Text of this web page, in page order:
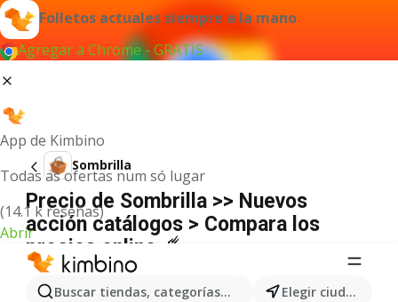
Folletos actuales siempre a la mano
Agregar a Chrome - GRATIS
App de Kimbino
Todas as ofertas num só lugar
(14.1 k reseñas)
Abrir
Buscar tiendas, categorías, productos... Elegir ciudad
Sombrilla
Precio de Sombrilla >> Nuevos
acción catálogos > Compara los
precios online ☄️
No hemos encontrado resultados para este
término.